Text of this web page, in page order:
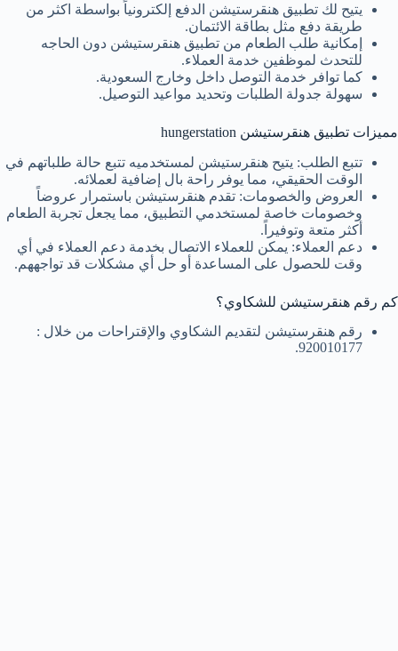
يتيح لك تطبيق هنقرستيشن الدفع إلكترونياً بواسطة اكثر من
طريقة دفع مثل بطاقة الائتمان.
إمكانية طلب الطعام من تطبيق هنقرستيشن دون الحاجه
للتحدث لموظفين خدمة العملاء.
كما توافر خدمة التوصل داخل وخارج السعودية.
سهولة جدولة الطلبات وتحديد مواعيد التوصيل.
مميزات تطبيق هنقرستيشن hungerstation
تتبع الطلب: يتيح هنقرستيشن لمستخدميه تتبع حالة طلباتهم في
الوقت الحقيقي، مما يوفر راحة بال إضافية لعملائه.
العروض والخصومات: تقدم هنقرستيشن باستمرار عروضاً
وخصومات خاصة لمستخدمي التطبيق، مما يجعل تجربة الطعام
أكثر متعة وتوفيراً.
دعم العملاء: يمكن للعملاء الاتصال بخدمة دعم العملاء في أي
وقت للحصول على المساعدة أو حل أي مشكلات قد تواجههم.
كم رقم هنقرستيشن للشكاوي؟
رقم هنقرستيشن لتقديم الشكاوي والإقتراحات من خلال :
920010177.